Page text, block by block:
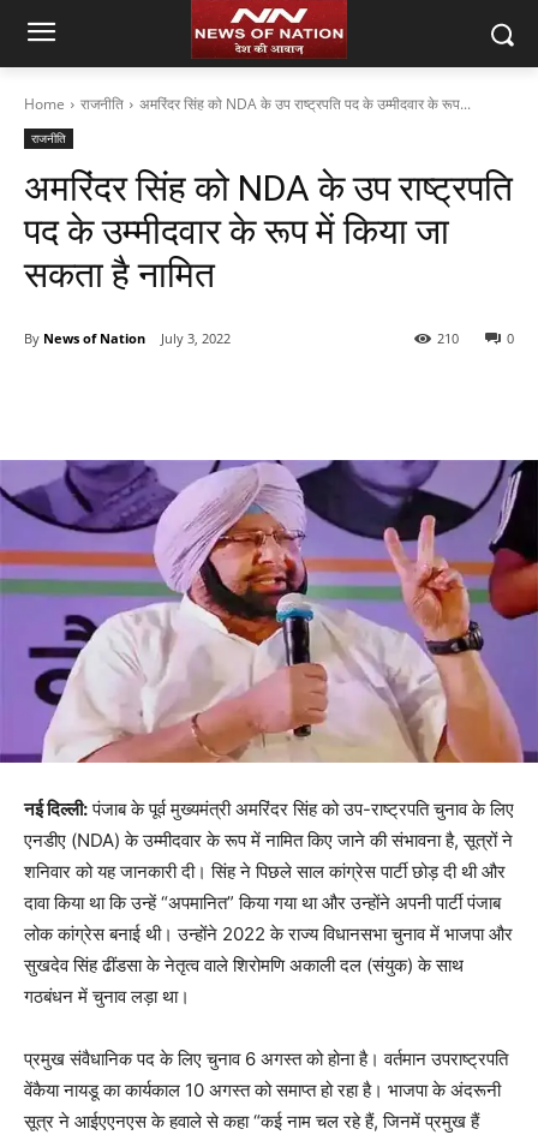
Home राजनीति अमरिंदर सिंह को NDA के उप राष्ट्रपति पद के उम्मीदवार के रूप...
राजनीति
अमरिंदर सिंह को NDA के उप राष्ट्रपति
पद के उम्मीदवार के रूप में किया जा
सकता है नामित
By News of Nation July 3, 2022 0
210
नई दिल्ली:पंजाब के पूर्व मुख्यमंत्री अमरिंदर सिंह को उप-राष्ट्रपति चुनाव के लिए
एनडीए (NDA) के उम्मीदवार के रूप में नामित किए जाने की संभावना है, सूत्रों ने
शनिवार को यह जानकारी दी। सिंह ने पिछले साल कांग्रेस पार्टी छोड़ दी थी और
दावा किया था कि उन्हें “अपमानित” किया गया था और उन्होंने अपनी पार्टी पंजाब
लोक कांग्रेस बनाई थी। उन्होंने 2022 के राज्य विधानसभा चुनाव में भाजपा और
सुखदेव सिंह ढींडसा के नेतृत्व वाले शिरोमणि अकाली दल (संयुक) के साथ
गठबंधन में चुनाव लड़ा था।
प्रमुख संवैधानिक पद के लिए चुनाव 6 अगस्त को होना है। वर्तमान उपराष्ट्रपति
वेंकैया नायडू का कार्यकाल 10 अगस्त को समाप्त हो रहा है। भाजपा के अंदरूनी
सूत्र ने आईएएनएस के हवाले से कहा “कई नाम चल रहे हैं, जिनमें प्रमुख हैं